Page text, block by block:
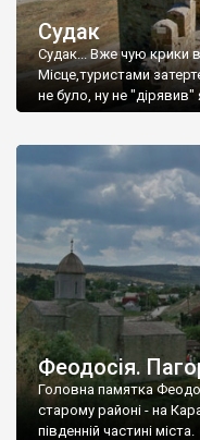
Судак
Судак... Вже чую крики
Місце,туристами
не було, ну не "дірявив"
Феодосія.
Головна памятка
старому районі - на
південній частині міста.